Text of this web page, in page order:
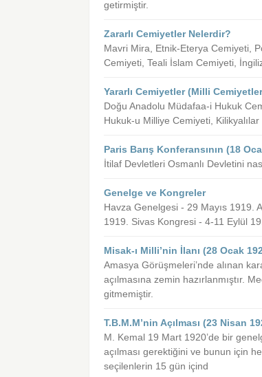
getirmiştir.
Zararlı Cemiyetler Nelerdir?
Mavri Mira, Etnik-Eterya Cemiyeti,
Cemiyeti, Teali İslam Cemiyeti,
Yararlı Cemiyetler (Milli
Doğu Anadolu Müdafaa-i Hukuk
Hukuk-u Milliye Cemiyeti,
Paris Barış Konferansının (18
İtilaf Devletleri Osmanlı Devletini
Genelge ve Kongreler
Havza Genelgesi - 29 Mayıs 1919.
1919. Sivas Kongresi - 4-11 Eylül
Misak-ı Milli’nin İlanı (28 Ocak
Amasya Görüşmeleri’nde alınan
açılmasına zemin hazırlanmıştır.
gitmemiştir.
T.B.M.M’nin Açılması (23 Nisan
M. Kemal 19 Mart 1920’de bir
açılması gerektiğini ve bunun için
seçilenlerin 15 gün içind